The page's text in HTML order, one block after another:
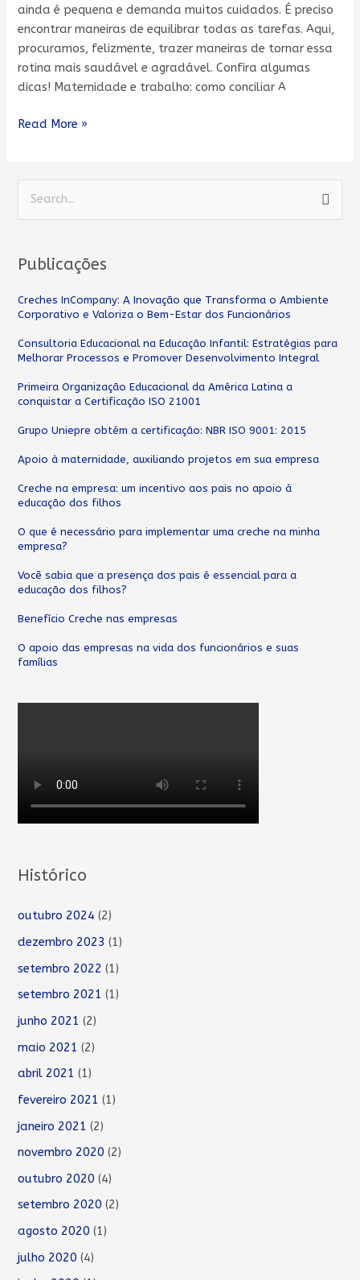
ainda é pequena e demanda muitos cuidados. É preciso
encontrar maneiras de equilibrar todas as tarefas. Aqui,
procuramos, felizmente, trazer maneiras de tornar essa
rotina mais saudável e agradável. Confira algumas
dicas! Maternidade e trabalho: como conciliar A
trabalho!
Read More »
q
u
i
s
r
o
r
:
Publicações
Creches InCompany: A Inovação que Transforma o Ambiente
Corporativo e Valoriza o Bem-Estar dos Funcionários
Consultoria Educacional na Educação Infantil: Estratégias para
Melhorar Processos e Promover Desenvolvimento Integral
Primeira Organização Educacional da América Latina a
conquistar a Certificação ISO 21001
Grupo Uniepre obtém a certificação: NBR ISO 9001: 2015
Apoio à maternidade, auxiliando projetos em sua empresa
Creche na empresa: um incentivo aos pais no apoio à
educação dos filhos
O que é necessário para implementar uma creche na minha
empresa?
Você sabia que a presença dos pais é essencial para a
educação dos filhos?
Benefício Creche nas empresas
O apoio das empresas na vida dos funcionários e suas
famílias
Histórico
outubro 2024 (2)
dezembro 2023 (1)
setembro 2022 (1)
setembro 2021 (1)
junho 2021 (2)
maio 2021 (2)
abril 2021 (1)
fevereiro 2021 (1)
janeiro 2021 (2)
novembro 2020 (2)
outubro 2020 (4)
setembro 2020 (2)
agosto 2020 (1)
julho 2020 (4)